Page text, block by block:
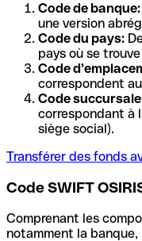
Code de banque:
une version
Code du pays:
pays où se
Code
correspondent
Code succursale
correspondant à
siège social).
Transférer des fonds
Code SWIFT
Comprenant les
notamment la